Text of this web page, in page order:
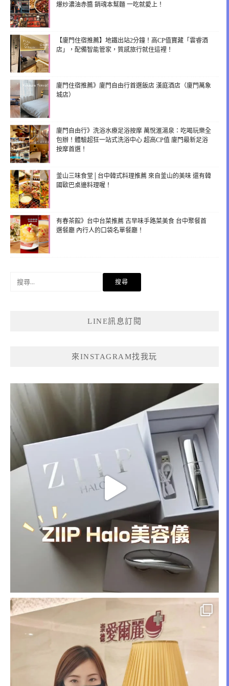
爆炒濃油赤醬 銷魂本幫麵 一吃就愛上！
【廈門住宿推薦】地鐵出站2分鐘！高CP值寶藏「雲睿酒
店」，配備智能管家，質感旅行就住這裡！
廈門住宿推薦》廈門自由行首選飯店 漢庭酒店（廈門萬象
城店）
廈門自由行》洗浴水療足浴按摩 萬悅滙湯泉：吃喝玩樂全
包辦！體驗超狂一站式洗浴中心 超高CP值 廈門最新足浴
按摩首選！
釜山三味食堂│台中韓式料理推薦 來自釜山的美味 還有韓
國歐巴桌邊料理喔！
有春茶館》台中台菜推薦 古早味手路菜美食 台中聚餐首
選餐廳 內行人的口袋名單餐廳！
LINE訊息訂閱
來INSTAGRAM找我玩